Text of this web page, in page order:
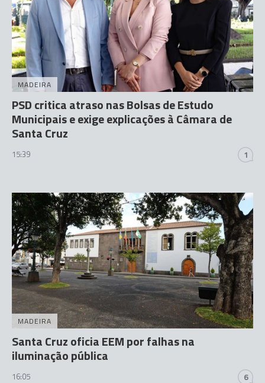
MADEIRA
PSD critica atraso nas Bolsas de Estudo
Municipais e exige explicações à Câmara de
Santa Cruz
15:39 1
MADEIRA
Santa Cruz oficia EEM por falhas na
iluminação pública
16:05 6